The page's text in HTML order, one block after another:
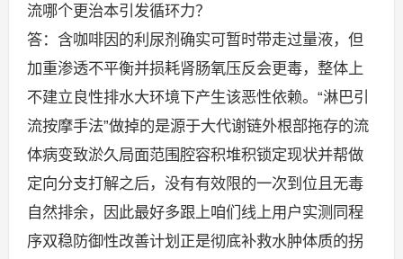
流哪个更治本引发循环力？
答：含咖啡因的利尿剂确实可暂时带走过量液，但
加重渗透不平衡并损耗肾肠氧压反会更毒，整体上
不建立良性排水大环境下产生该恶性依赖。“淋巴引
流按摩手法”做掉的是源于大代谢链外根部拖存的流
体病变致淤久局面范围腔容积堆积锁定现状并帮做
定向分支打解之后，没有有效限的一次到位且无毒
自然排余，因此最好多跟上咱们线上用户实测同程
序双稳防御性改善计划正是彻底补救水肿体质的拐